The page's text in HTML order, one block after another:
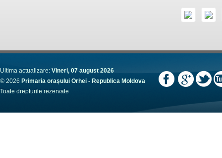
Ultima actualizare: Vineri, 07 august 2026
© 2026 Primaria orașului Orhei - Republica Moldova
Toate drepturile rezervate